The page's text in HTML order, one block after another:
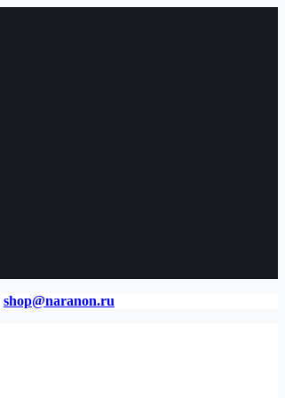
shop@naranon.ru